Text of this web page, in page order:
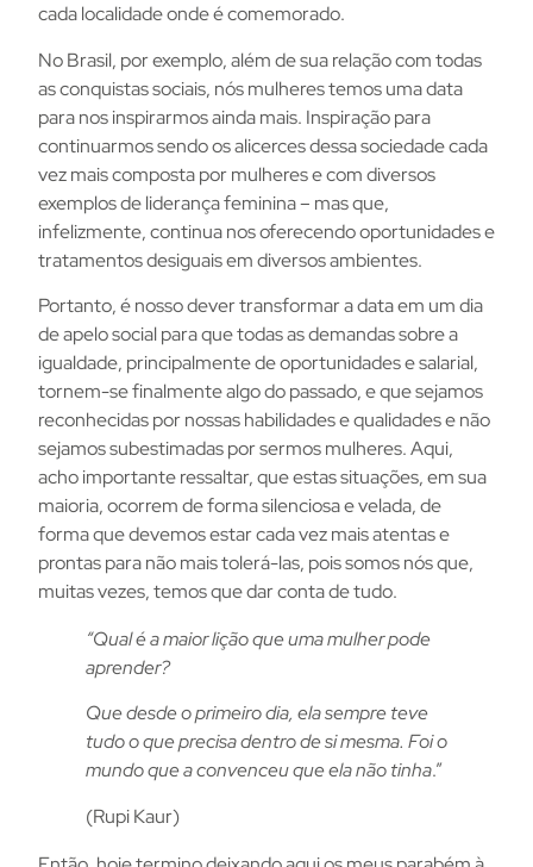
cada localidade onde é comemorado.
No Brasil, por exemplo, além de sua relação com todas
as conquistas sociais, nós mulheres temos uma data
para nos inspirarmos ainda mais. Inspiração para
continuarmos sendo os alicerces dessa sociedade cada
vez mais composta por mulheres e com diversos
exemplos de liderança feminina – mas que,
infelizmente, continua nos oferecendo oportunidades e
tratamentos desiguais em diversos ambientes.
Portanto, é nosso dever transformar a data em um dia
de apelo social para que todas as demandas sobre a
igualdade, principalmente de oportunidades e salarial,
tornem-se finalmente algo do passado, e que sejamos
reconhecidas por nossas habilidades e qualidades e não
sejamos subestimadas por sermos mulheres. Aqui,
acho importante ressaltar, que estas situações, em sua
maioria, ocorrem de forma silenciosa e velada, de
forma que devemos estar cada vez mais atentas e
prontas para não mais tolerá-las, pois somos nós que,
muitas vezes, temos que dar conta de tudo.
“Qual é a maior lição que uma mulher pode
aprender?
Que desde o primeiro dia, ela sempre teve
tudo o que precisa dentro de si mesma. Foi o
mundo que a convenceu que ela não tinha.”
(Rupi Kaur)